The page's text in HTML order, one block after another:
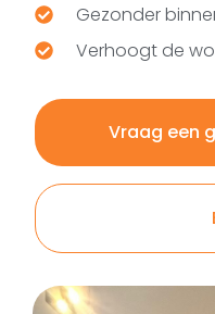
Gezonder
Verhoogt de
Vraag een